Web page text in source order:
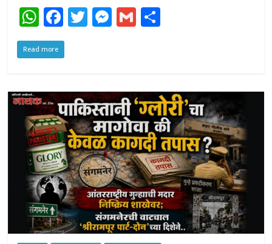
W
h
at
p
p
Fa
ce
b
ok
T
wi
M
es
ge
r
G
m
Read more